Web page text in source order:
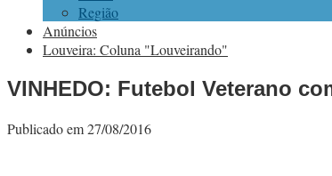
Região
Anúncios
Louveira: Coluna "Louveirando"
VINHEDO: Futebol Veterano
Publicado em 27/08/2016